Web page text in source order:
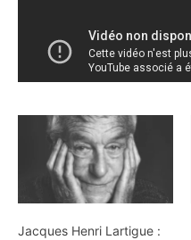
Jacques Henri Lartigue :